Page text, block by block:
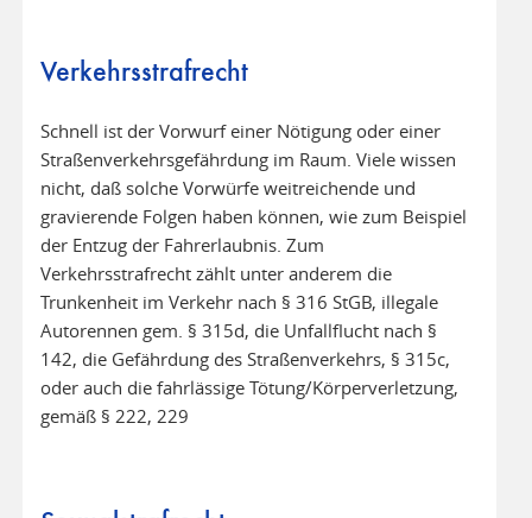
Verkehrsstrafrecht
Schnell ist der Vorwurf einer Nötigung oder einer
Straßenverkehrsgefährdung im Raum. Viele wissen
nicht, daß solche Vorwürfe weitreichende und
gravierende Folgen haben können, wie zum Beispiel
der Entzug der Fahrerlaubnis. Zum
Verkehrsstrafrecht zählt unter anderem die
Trunkenheit im Verkehr nach § 316 StGB, illegale
Autorennen gem. § 315d, die Unfallflucht nach §
142, die Gefährdung des Straßenverkehrs, § 315c,
oder auch die fahrlässige Tötung/Körperverletzung,
gemäß § 222, 229